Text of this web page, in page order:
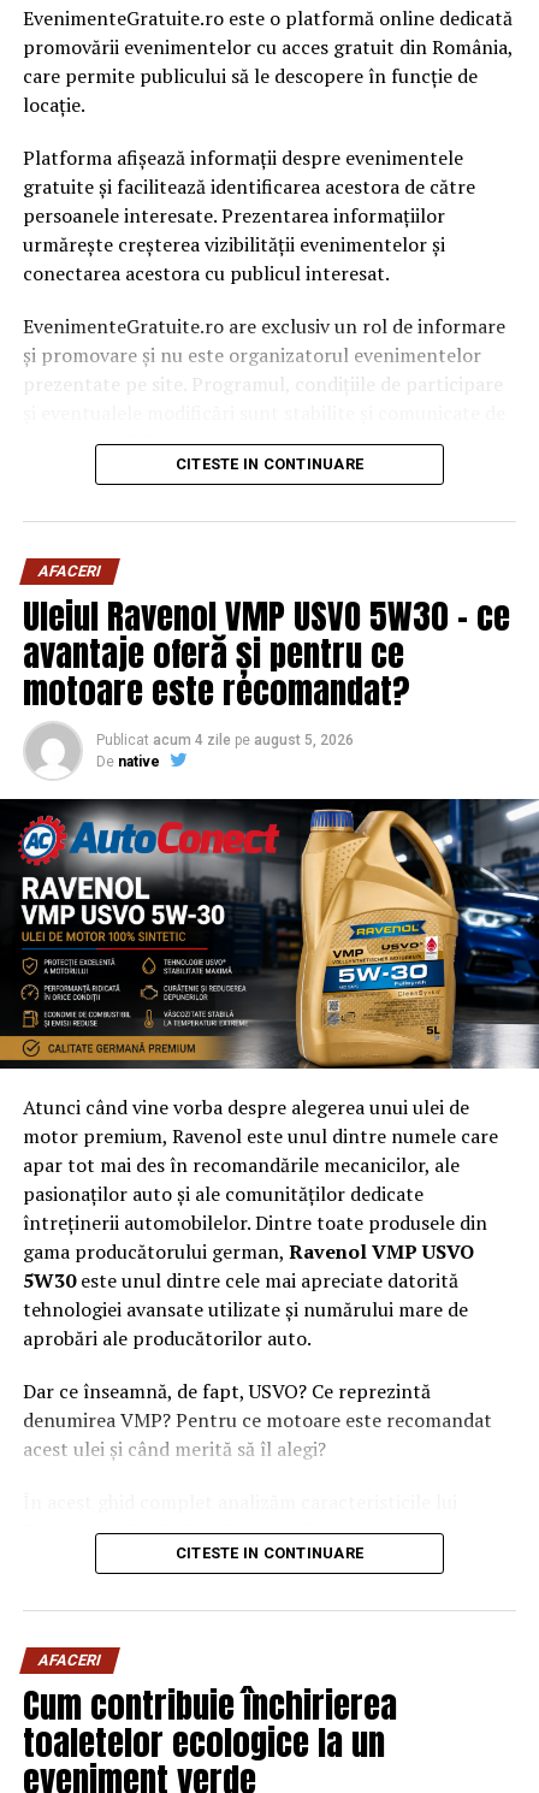
EvenimenteGratuite.ro este o platformă online dedicată
promovării evenimentelor cu acces gratuit din România,
care permite publicului să le descopere în funcție de
locație.
Platforma afișează informații despre evenimentele
gratuite și facilitează identificarea acestora de către
persoanele interesate. Prezentarea informațiilor
urmărește creșterea vizibilității evenimentelor și
conectarea acestora cu publicul interesat.
EvenimenteGratuite.ro are exclusiv un rol de informare
și promovare și nu este organizatorul evenimentelor
prezentate pe site. Programul, condițiile de participare
organizatorii fiecărui eveniment.
înainte de participare.
Organizatorii care doresc să crească vizibilitatea unui
eveniment cu acces gratuit pot solicita o ofertă de
promovare din partea echipei EvenimenteGratuite.ro.
Adresa de contact este salut@evenimentegratuite.ro
CITESTE IN CONTINUARE
AFACERI
Uleiul Ravenol VMP USVO 5W30 – ce
avantaje oferă și pentru ce
motoare este recomandat?
Publicat acum 4 zile pe august 5, 2026
De native
Atunci când vine vorba despre alegerea unui ulei de
motor premium, Ravenol este unul dintre numele care
apar tot mai des în recomandările mecanicilor, ale
pasionaților auto și ale comunităților dedicate
întreținerii automobilelor. Dintre toate produsele din
gama producătorului german, Ravenol VMP USVO
5W30este unul dintre cele mai apreciate datorită
tehnologiei avansate utilizate și numărului mare de
aprobări ale producătorilor auto.
Dar ce înseamnă, de fapt, USVO? Ce reprezintă
denumirea VMP? Pentru ce motoare este recomandat
acest ulei și când merită să îl alegi?
Ravenol VMP USVO 5W30 și explicăm de ce este
considerat unul dintre cele mai performante uleiuri de
Ravenol este un producător german de lubrifianți
fondat în anul 1946 și recunoscut la nivel internațional
pentru dezvoltarea deuleiuri de motor premium
CITESTE IN CONTINUARE
AFACERI
Cum contribuie închirierea
toaletelor ecologice la un
eveniment verde